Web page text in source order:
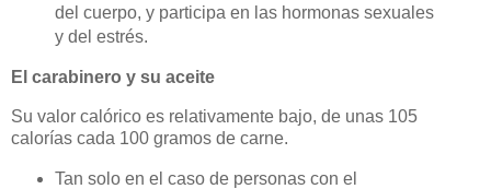
del cuerpo, y participa en las hormonas sexuales
y del estrés.
El carabinero y su aceite
Su valor calórico es relativamente bajo, de unas 105
calorías cada 100 gramos de carne.
Tan solo en el caso de personas con el